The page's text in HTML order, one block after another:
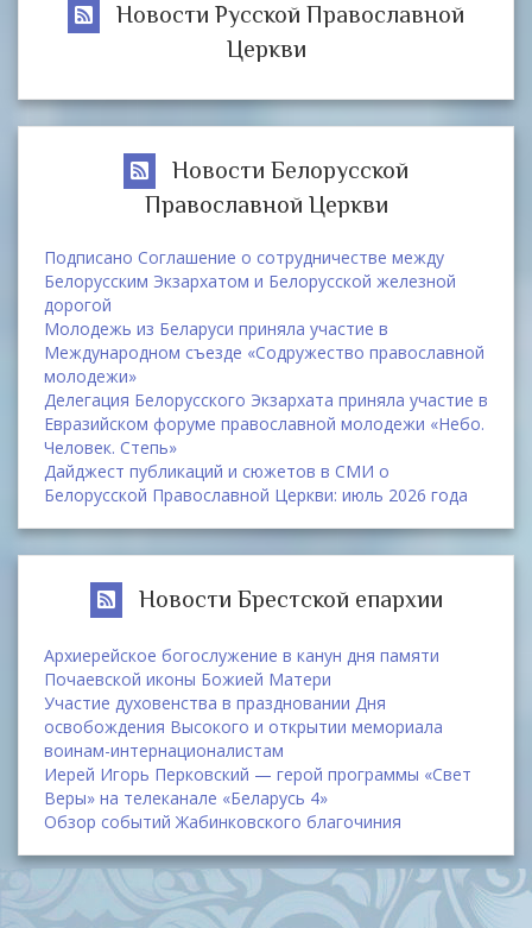
Новости Русской Православной
Церкви
Новости Белорусской
Православной Церкви
Подписано Соглашение о сотрудничестве между
Белорусским Экзархатом и Белорусской железной
дорогой
Молодежь из Беларуси приняла участие в
Международном съезде «Содружество православной
молодежи»
Делегация Белорусского Экзархата приняла участие в
Евразийском форуме православной молодежи «Небо.
Человек. Степь»
Дайджест публикаций и сюжетов в СМИ о
Белорусской Православной Церкви: июль 2026 года
Новости Брестской епархии
Архиерейское богослужение в канун дня памяти
Почаевской иконы Божией Матери
Участие духовенства в праздновании Дня
освобождения Высокого и открытии мемориала
воинам-интернационалистам
Иерей Игорь Перковский — герой программы «Свет
Веры» на телеканале «Беларусь 4»
Обзор событий Жабинковского благочиния